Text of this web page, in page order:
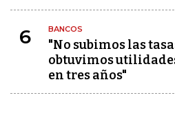
6 BANCOS
"No subimos las
obtuvimos
en tres años"